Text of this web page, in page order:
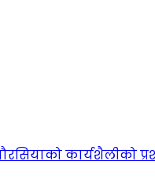
कार्यशैलीको